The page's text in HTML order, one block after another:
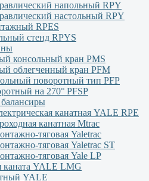
напольный RPY
настольный RPY
RPES
стенд RPYS
консольный кран PMS
облегченный кран PFM
поворотный тип PFP
на 270° PFSP
канатная YALE RPE
канатная Mtrac
тяговая Yaletrac
тяговая Yaletrac ST
тяговая Yale LP
каната YALE LMG
YALE